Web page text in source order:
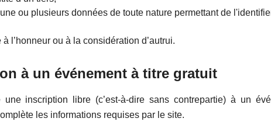
ou plusieurs données de toute nature permettant de
l’honneur ou à la considération d’autrui.
à un événement à titre gratuit
une inscription libre (c’est-à-dire sans contrepartie) à un
les informations requises par le site.